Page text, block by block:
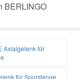
BERLINGO
Axialgelenk für
für Spurstange